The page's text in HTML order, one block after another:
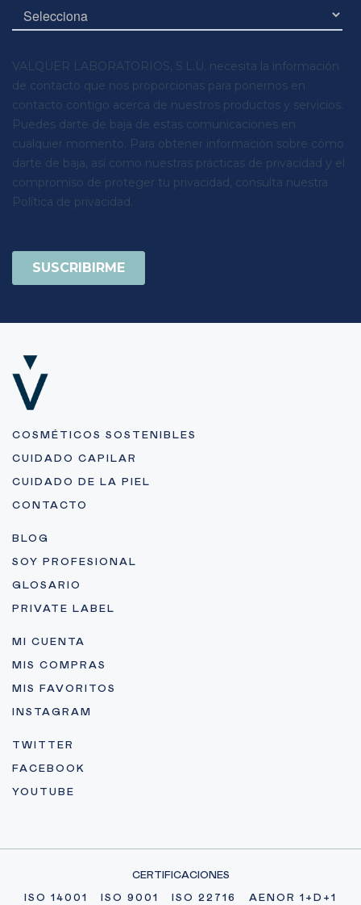
COSMÉTICOS SOSTENIBLES
CUIDADO CAPILAR
CUIDADO DE LA PIEL
CONTACTO
BLOG
SOY PROFESIONAL
GLOSARIO
PRIVATE LABEL
MI CUENTA
MIS COMPRAS
MIS FAVORITOS
INSTAGRAM
TWITTER
FACEBOOK
YOUTUBE
CERTIFICACIONES
ISO 14001 ISO 9001 ISO 22716 AENOR 1+D+1